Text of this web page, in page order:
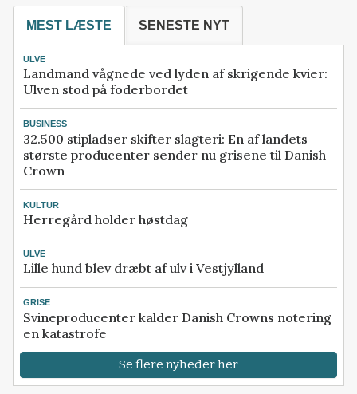
MEST LÆSTE SENESTE NYT
ULVE
Landmand vågnede ved lyden af skrigende kvier:
Ulven stod på foderbordet
BUSINESS
32.500 stipladser skifter slagteri: En af landets
største producenter sender nu grisene til Danish
Crown
KULTUR
Herregård holder høstdag
ULVE
Lille hund blev dræbt af ulv i Vestjylland
GRISE
Svineproducenter kalder Danish Crowns notering
en katastrofe
Se flere nyheder her